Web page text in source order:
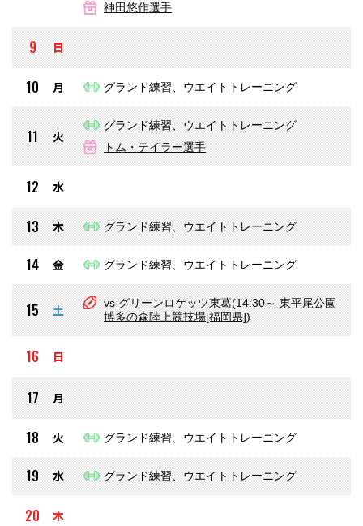
神田悠作選手
9 日
10 月 グランド練習、ウエイトトレーニング
11 火
グランド練習、ウエイトトレーニング
トム・テイラー選手
12 水
13 木 グランド練習、ウエイトトレーニング
14 金 グランド練習、ウエイトトレーニング
15 土
vs グリーンロケッツ東葛(14:30～ 東平尾公園
博多の森陸上競技場[福岡県])
16 日
17 月
18 火 グランド練習、ウエイトトレーニング
19 水 グランド練習、ウエイトトレーニング
20 木